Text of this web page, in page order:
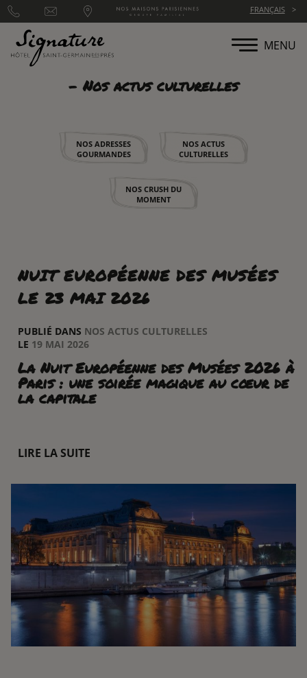
FRANÇAIS
MENU
- Nos actus culturelles
NOS ADRESSES
GOURMANDES
NOS ACTUS
CULTURELLES
NOS CRUSH DU
MOMENT
NUIT EUROPÉENNE DES MUSÉES
LE 23 MAI 2026
PUBLIÉ DANS NOS ACTUS CULTURELLES
LE 19 MAI 2026
La Nuit Européenne des Musées 2026 à
Paris : une soirée magique au cœur de
la capitale
LIRE LA SUITE
Panneau de gestion des cookies